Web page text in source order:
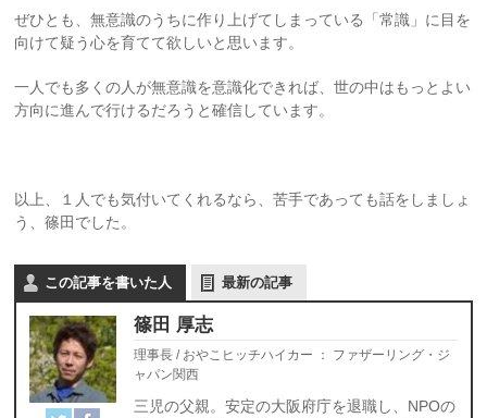
ぜひとも、無意識のうちに作り上げてしまっている「常識」に目を
向けて疑う心を育てて欲しいと思います。
一人でも多くの人が無意識を意識化できれば、世の中はもっとよい
方向に進んで行けるだろうと確信しています。
以上、１人でも気付いてくれるなら、苦手であっても話をしましょ
う、篠田でした。
この記事を書いた人 最新の記事
篠田 厚志
理事長 / おやこヒッチハイカー ： ファザーリング・ジ
ャパン関西
三児の父親。安定の大阪府庁を退職し、NPOの